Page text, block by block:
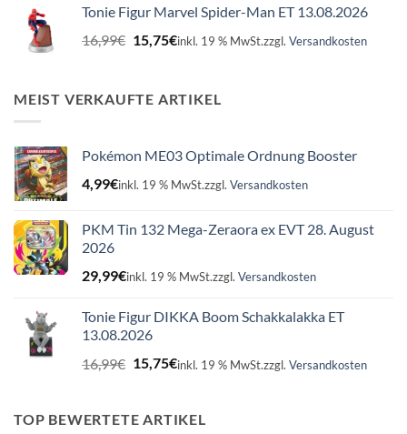
16,99€15,75€.
Tonie Figur Marvel Spider-Man ET 13.08.2026
16,99€ Ursprünglicher
Preis
16,99€
15,75€Aktueller
15,75€.
inkl. 19 % MwSt.zzgl. Versandkosten
MEIST VERKAUFTE ARTIKEL
Pokémon ME03 Optimale Ordnung Booster
4,99€inkl. 19 % MwSt.zzgl. Versandkosten
PKM Tin 132 Mega-Zeraora ex EVT 28. August
2026
29,99€inkl. 19 % MwSt.zzgl. Versandkosten
Tonie Figur DIKKA Boom Schakkalakka ET
13.08.2026
16,99€ Ursprünglicher
16,99€
15,75€Aktueller
15,75€.
inkl. 19 % MwSt.zzgl. Versandkosten
TOP BEWERTETE ARTIKEL